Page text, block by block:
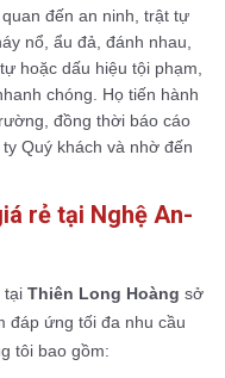
đến an ninh, trật tự
nổ, ẩu đả, đánh nhau,
hoặc dấu hiệu tội phạm,
chóng. Họ tiến hành
đồng thời báo cáo
Quý khách và nhờ đến
rẻ tại Nghệ An-
tại Thiên Long Hoàng sở
đáp ứng tối đa nhu cầu
tôi bao gồm: